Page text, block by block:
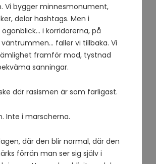
Vi bygger minnesmonument,
delar hashtags. Men i
i korridorerna, på
faller vi tillbaka. Vi
framför mod, tystnad
sanningar.
där rasismen är som farligast.
Inte i marscherna.
där den blir normal, där den
förrän man ser sig själv i